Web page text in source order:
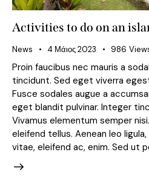
Activities to do on an
News 4 Μάιος 2023 986
Proin faucibus nec mauris a
tincidunt. Sed eget viverra
Fusce sodales augue a
eget blandit pulvinar. Integer
Vivamus elementum semper
eleifend tellus. Aenean leo
vitae, eleifend ac, enim. Sed ut